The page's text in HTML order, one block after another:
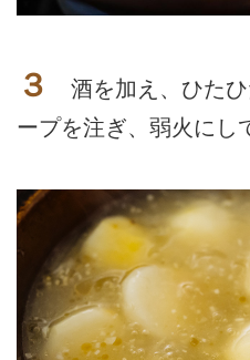
３
酒を加え、ひたひ
ープを注ぎ、弱火にし